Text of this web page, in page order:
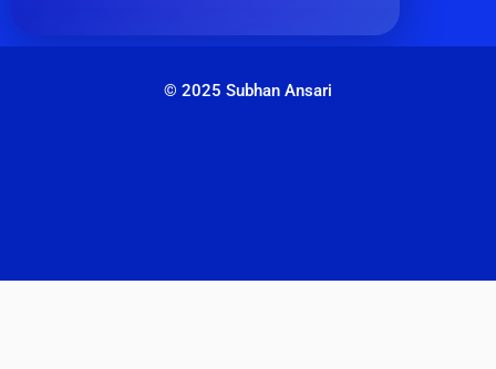
© 2025 Subhan Ansari